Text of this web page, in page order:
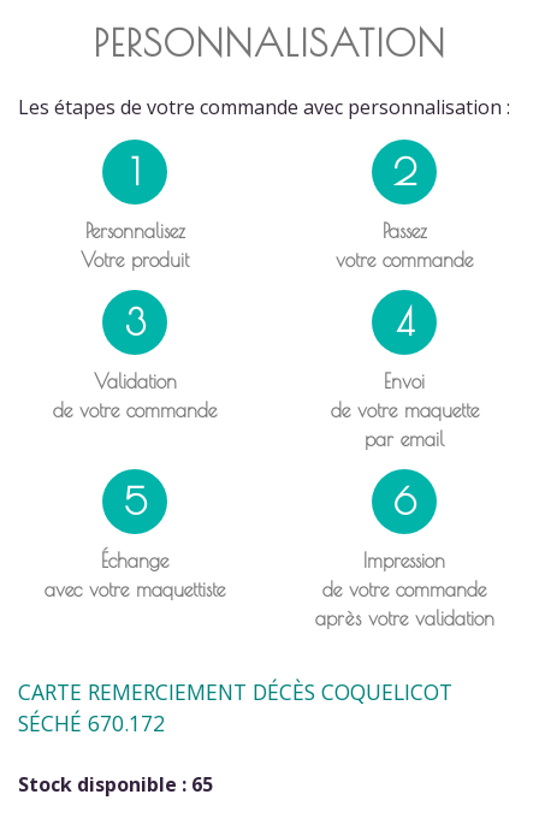
PERSONNALISATION
Les étapes de votre commande avec personnalisation :
1
Personnalisez
Votre produit
2
Passez
votre commande
3
Validation
de votre commande
4
Envoi
de votre maquette
par email
5
Échange
avec votre maquettiste
6
Impression
de votre commande
après votre validation
CARTE REMERCIEMENT DÉCÈS COQUELICOT
SÉCHÉ 670.172
Stock disponible : 65